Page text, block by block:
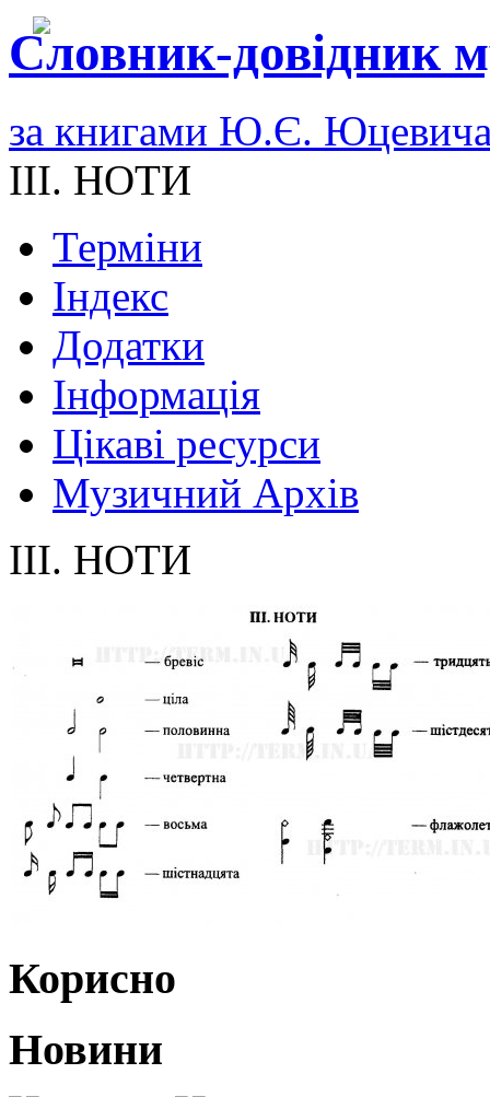
Словник-довідник
за книгами Ю.Є.
III. НОТИ
Терміни
Індекс
Додатки
Інформація
Цікаві ресурси
Музичний Архів
III. НОТИ
Корисно
Новини